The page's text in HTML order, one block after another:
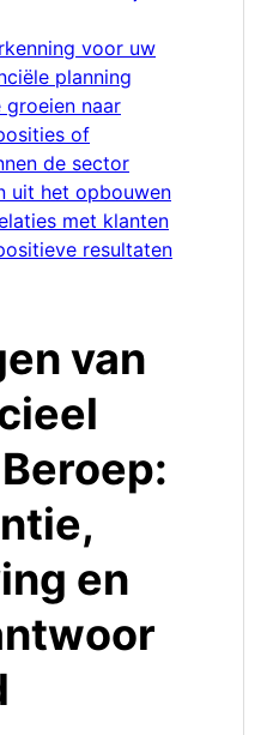
voor uw
planning
groeien naar
of
de sector
uit het opbouwen
met klanten
resultaten
van
en